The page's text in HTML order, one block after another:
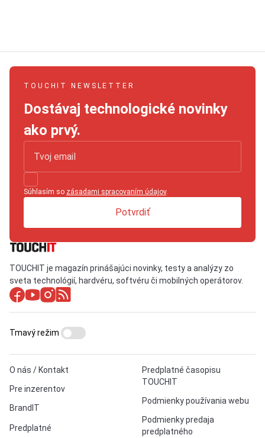
TOUCHIT NEWSLETTER
Dostávaj technologické novinky
ako prvý.
Súhlasím so zásadami spracovaním údajov.
Potvrdiť
TOUCHIT je magazín prinášajúci novinky, testy a analýzy zo
sveta technológií, hardvéru, softvéru či mobilných operátorov.
O nás / Kontakt
Pre inzerentov
BrandIT
Predplatné
Predplatné časopisu
TOUCHIT
Podmienky používania webu
Podmienky predaja
predplatného
Tmavý režim